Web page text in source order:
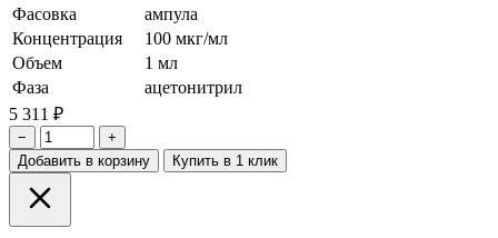
Фасовка
ампула
Концентрация
100 мкг/мл
Объем
1 мл
Фаза
ацетонитрил
5 311 ₽
−
+
Добавить в корзину
Купить в 1 клик